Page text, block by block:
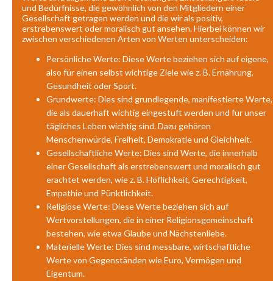
und Bedürfnisse, die gewöhnlich von den Mitgliedern einer
Gesellschaft getragen werden und die wir als positiv,
erstrebenswert oder moralisch gut ansehen. Hierbei können wir
zwischen verschiedenen Arten von Werten unterscheiden:
Persönliche Werte: Diese Werte beziehen sich auf eigene,
also für einen selbst wichtige Ziele wie z. B. Ernährung,
Gesundheit oder Sport.
Grundwerte: Dies sind grundlegende, manifestierte Werte,
die als dauerhaft wichtig eingestuft werden und für unser
tägliches Leben wichtig sind. Dazu gehören
Menschenwürde, Freiheit, Demokratie und Gleichheit.
Gesellschaftliche Werte: Dies sind Werte, die innerhalb
einer Gesellschaft als erstrebenswert und moralisch gut
erachtet werden, wie z. B. Höflichkeit, Gerechtigkeit,
Empathie und Pünktlichkeit.
Religiöse Werte: Diese Werte beziehen sich auf
Wertvorstellungen, die in einer Religionsgemeinschaft
bestehen, wie etwa Glaube und Nächstenliebe.
Materielle Werte: Dies sind messbare, wirtschaftliche
Werte von Gegenständen wie Euro, Vermögen und
Eigentum.